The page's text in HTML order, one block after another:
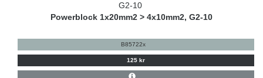
G2-10
Powerblock 1x20mm2 > 4x10mm2, G2-10
B85722x
125 kr